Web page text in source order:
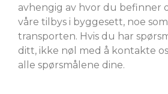
avhengig av hvor du befinner
våre tilbys i byggesett, noe
transporten. Hvis du har
ditt, ikke nøl med å kontakte
alle spørsmålene dine.